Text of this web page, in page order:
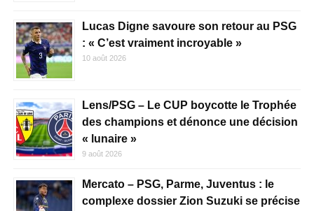
Lucas Digne savoure son retour au PSG
: « C’est vraiment incroyable »
10 août 2026
Lens/PSG – Le CUP boycotte le Trophée
des champions et dénonce une décision
« lunaire »
9 août 2026
Mercato – PSG, Parme, Juventus : le
complexe dossier Zion Suzuki se précise